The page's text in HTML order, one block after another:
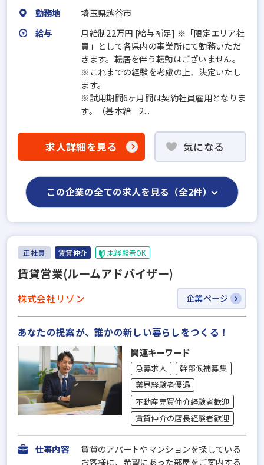
勤務地
埼玉県越谷市
給与
月給制22万円 [給与補足] ※「限定エリア社
員」として各県内の事業所にて勤務いただ
きます。転居を伴う転勤はございません。
※これまでの経験を考慮の上、決定いたし
ます。
※試用期間6ヶ月間は契約社員雇用となりま
す。（基本給－2...
求人詳細を見る 気になる
この企業の全ての求人を見る（全2件）
正社員 賃貸仲介 未経験者OK
賃貸営業(ルームアドバイザー)
株式会社リゾン 企業ページ
あなたの提案が、誰かの新しい暮らしをつくる！
関連キーワード
急募求人
幹部候補募集
業界経験者優遇
不動産売買仲介経験者歓迎
賃貸仲介の店長経験者歓迎
仕事内容
賃貸のアパートやマンションを探している
お客様に、希望にあった部屋をご案内する